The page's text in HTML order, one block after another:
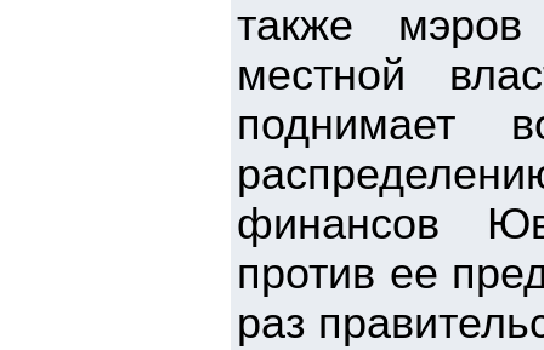
также
местной
поднимает
финансов
против ее
раз